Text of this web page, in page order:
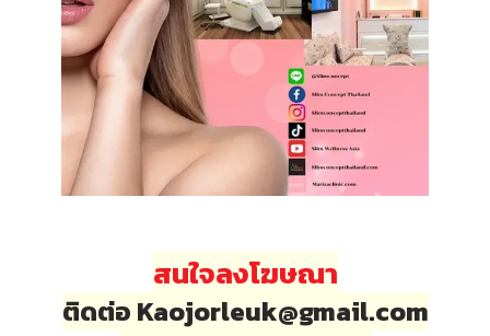
สนใจลงโฆษณา
ติดต่อ Kaojorleuk@gmail.com